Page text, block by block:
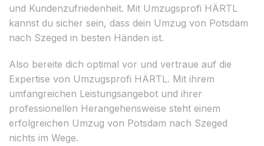
und Kundenzufriedenheit. Mit Umzugsprofi HÄRTL
kannst du sicher sein, dass dein Umzug von Potsdam
nach Szeged in besten Händen ist.
Also bereite dich optimal vor und vertraue auf die
Expertise von Umzugsprofi HÄRTL. Mit ihrem
umfangreichen Leistungsangebot und ihrer
professionellen Herangehensweise steht einem
erfolgreichen Umzug von Potsdam nach Szeged
nichts im Wege.